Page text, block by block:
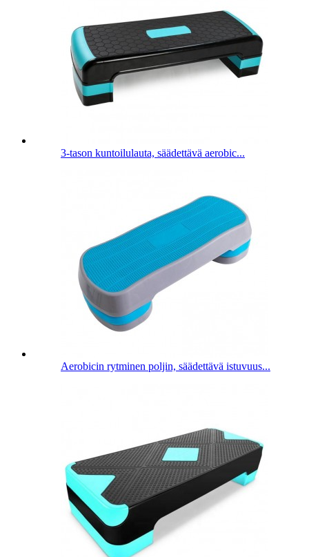
3-tason kuntoilulauta, säädettävä aerobic...
Aerobicin rytminen poljin, säädettävä istuvuus...